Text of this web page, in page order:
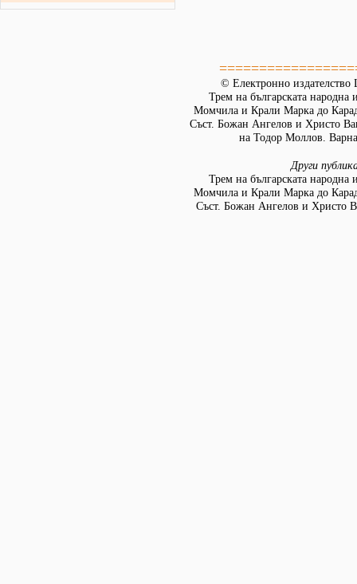
© Електронно издателство
Трем на българската народна
Момчила и Крали Марка до
Съст. Божан Ангелов и Христо
на Тодор Моллов.
Други
Трем на българската народна
Момчила и Крали Марка до
Съст. Божан Ангелов и Христо